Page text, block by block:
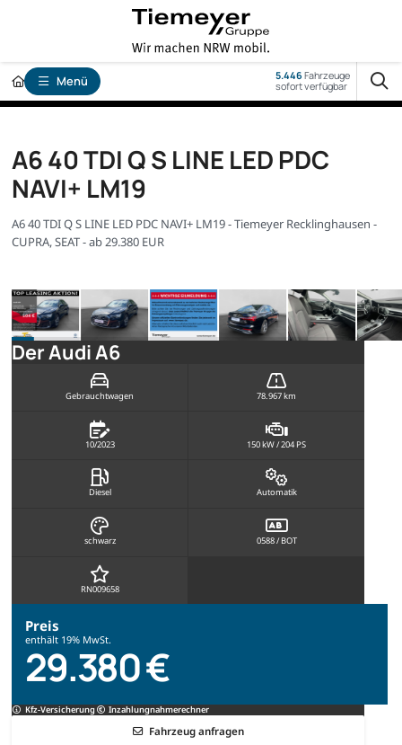
Menü 5.446Fahrzeuge
sofort verfügbar
A6 40 TDI Q S LINE LED PDC
NAVI+ LM19
A6 40 TDI Q S LINE LED PDC NAVI+ LM19 - Tiemeyer Recklinghausen -
CUPRA, SEAT - ab 29.380 EUR
Der Audi A6
Gebrauchtwagen 78.967 km
10/2023 150 kW / 204 PS
Diesel Automatik
schwarz 0588 / BOT
RN009658
Preis
enthält 19% MwSt.
29.380 €
Kfz-Versicherung Inzahlungnahmerechner
Fahrzeug anfragen